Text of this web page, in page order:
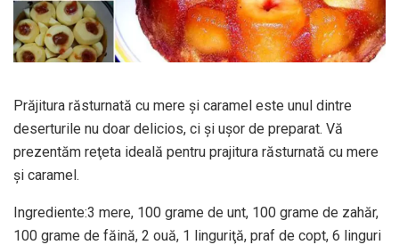
Prăjitura răsturnată cu mere şi caramel este unul dintre
deserturile nu doar delicios, ci şi uşor de preparat. Vă
prezentăm reţeta ideală pentru prajitura răsturnată cu mere
şi caramel.
Ingrediente:3 mere, 100 grame de unt, 100 grame de zahăr,
100 grame de făină, 2 ouă, 1 linguriţă, praf de copt, 6 linguri